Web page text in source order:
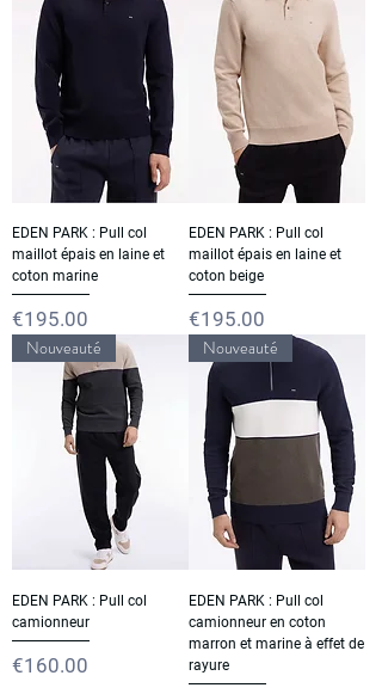
EDEN PARK : Pull col
maillot épais en laine et
coton marine
Price
€195.00
EDEN PARK : Pull col
maillot épais en laine et
coton beige
Price
€195.00
Nouveauté
EDEN PARK : Pull col
camionneur
Price
€160.00
Nouveauté
EDEN PARK : Pull col
camionneur en coton
marron et marine à effet de
rayure